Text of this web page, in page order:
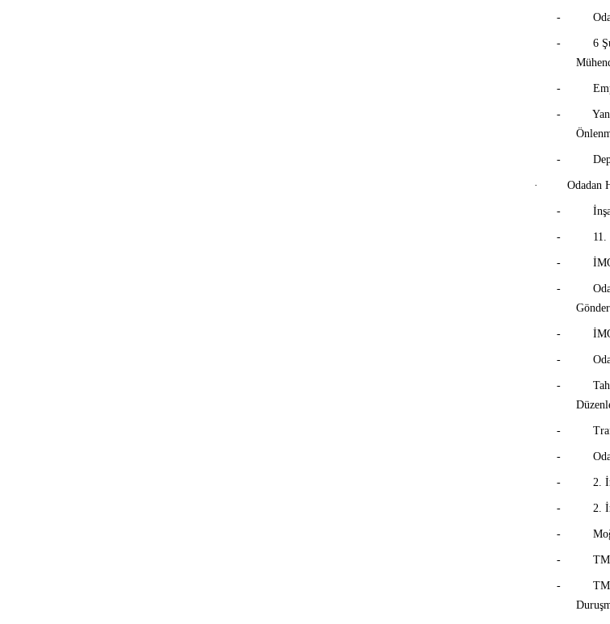
-
-
6
-
-
-
· Odadan
-
- 11.
-
-
-
-
-
-
-
- 2.
- 2.
-
-
-